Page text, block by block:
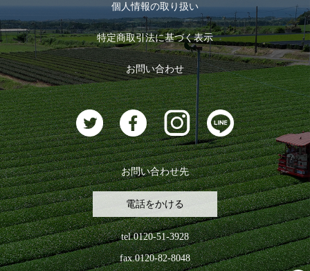
お茶のギフト
おすすめのお茶
お茶に合うスイーツ
ログイン
ログアウト
個人情報の取り扱い
特定商取引法に基づく表示
お問い合わせ
お問い合わせ先
電話をかける
tel.0120-51-3928
fax.0120-82-8048